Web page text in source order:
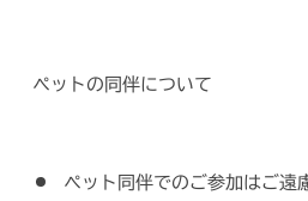
ペットの同伴について
ペット同伴でのご参加はご遠